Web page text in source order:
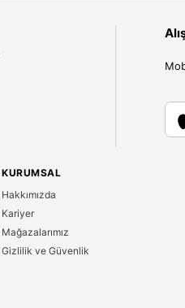
KURUMSAL
Hakkımızda
Kariyer
Mağazalarımız
Gizlilik ve Güvenlik